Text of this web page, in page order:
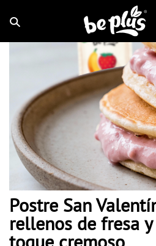
Postre San
rellenos de fresa